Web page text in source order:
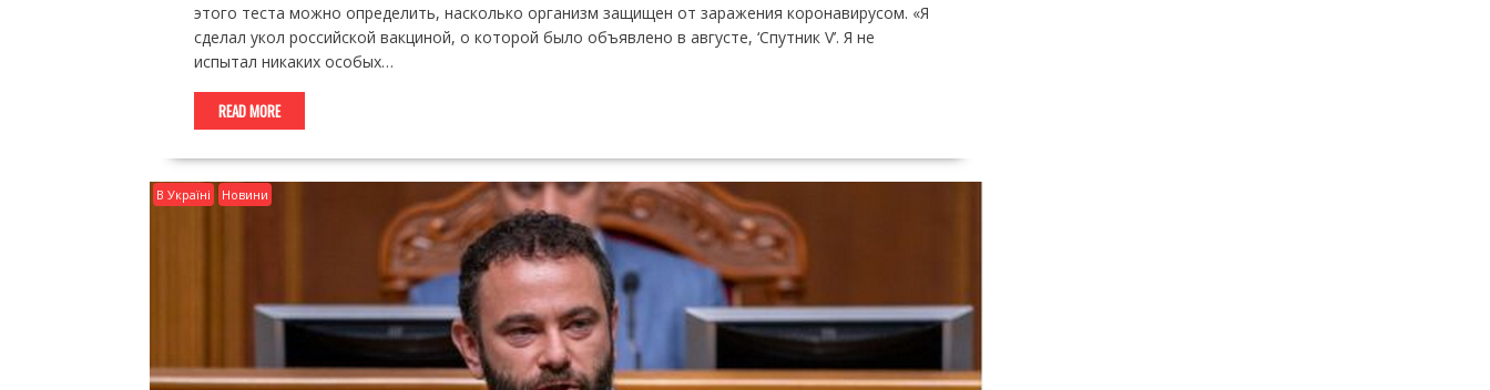
этого теста можно определить, насколько организм защищен от заражения коронавирусом. «Я
сделал укол российской вакциной, о которой было объявлено в августе, ‘Спутник V’. Я не
испытал никаких особых…
READ MORE
В Україні Новини